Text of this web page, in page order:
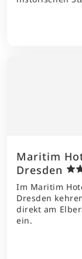
Maritim
Dresden
Im Maritim
Dresden
direkt am
ein.